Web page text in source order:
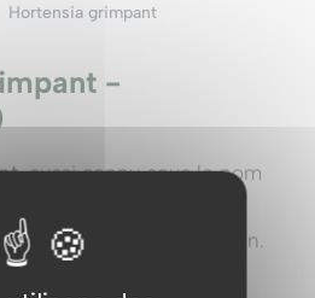
Hortensia grimpant
-
, aussi connu sous le nom
toute votre attention.
l'Est